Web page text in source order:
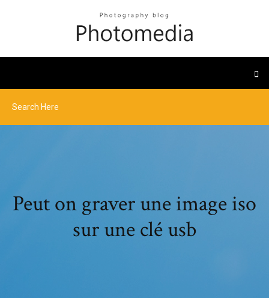
Peut on graver une image iso
sur une clé usb